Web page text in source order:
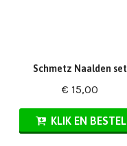
Schmetz Naalden set
€ 15,00
KLIK EN BESTEL